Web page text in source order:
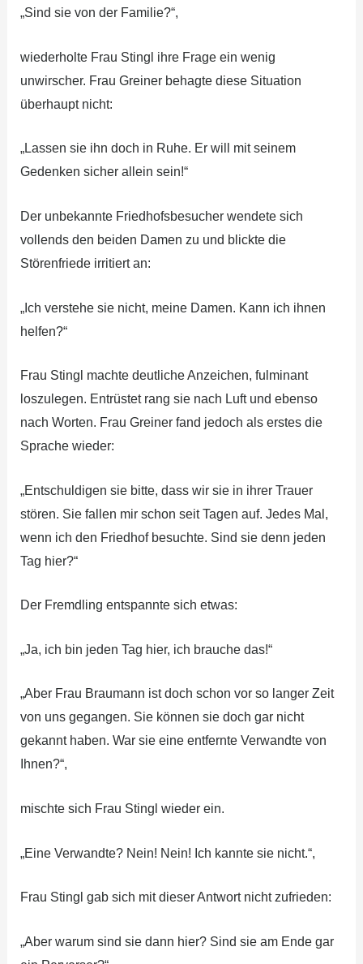
„Sind sie von der Familie?“,
wiederholte Frau Stingl ihre Frage ein wenig
unwirscher. Frau Greiner behagte diese Situation
überhaupt nicht:
„Lassen sie ihn doch in Ruhe. Er will mit seinem
Gedenken sicher allein sein!“
Der unbekannte Friedhofsbesucher wendete sich
vollends den beiden Damen zu und blickte die
Störenfriede irritiert an:
„Ich verstehe sie nicht, meine Damen. Kann ich ihnen
helfen?“
Frau Stingl machte deutliche Anzeichen, fulminant
loszulegen. Entrüstet rang sie nach Luft und ebenso
nach Worten. Frau Greiner fand jedoch als erstes die
Sprache wieder:
„Entschuldigen sie bitte, dass wir sie in ihrer Trauer
stören. Sie fallen mir schon seit Tagen auf. Jedes Mal,
wenn ich den Friedhof besuchte. Sind sie denn jeden
Tag hier?“
Der Fremdling entspannte sich etwas:
„Ja, ich bin jeden Tag hier, ich brauche das!“
„Aber Frau Braumann ist doch schon vor so langer Zeit
von uns gegangen. Sie können sie doch gar nicht
gekannt haben. War sie eine entfernte Verwandte von
Ihnen?“,
mischte sich Frau Stingl wieder ein.
„Eine Verwandte? Nein! Nein! Ich kannte sie nicht.“,
Frau Stingl gab sich mit dieser Antwort nicht zufrieden:
„Aber warum sind sie dann hier? Sind sie am Ende gar